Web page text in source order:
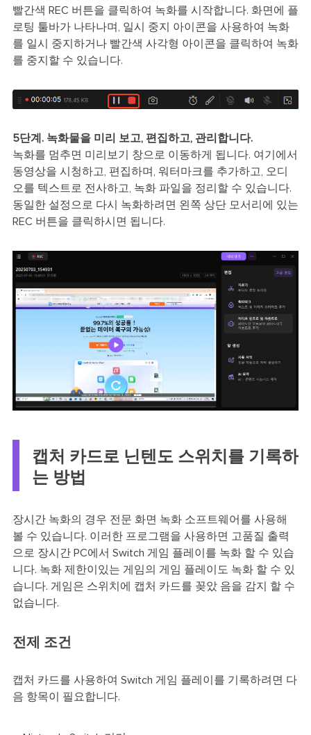
빨간색 REC 버튼을 클릭하여 녹화를 시작합니다. 화면에 플
로팅 툴바가 나타나며, 일시 중지 아이콘을 사용하여 녹화
를 일시 중지하거나 빨간색 사각형 아이콘을 클릭하여 녹화
를 중지할 수 있습니다.
5단계. 녹화물을 미리 보고, 편집하고, 관리합니다.
녹화를 멈추면 미리보기 창으로 이동하게 됩니다. 여기에서
동영상을 시청하고, 편집하며, 워터마크를 추가하고, 오디
오를 텍스트로 전사하고, 녹화 파일을 정리할 수 있습니다.
동일한 설정으로 다시 녹화하려면 왼쪽 상단 모서리에 있는
REC 버튼을 클릭하시면 됩니다.
캡처 카드로 닌텐도 스위치를 기록하
는 방법
장시간 녹화의 경우 전문 화면 녹화 소프트웨어를 사용해
볼 수 있습니다. 이러한 프로그램을 사용하면 고품질 출력
으로 장시간 PC에서 Switch 게임 플레이를 녹화 할 수 있습
니다. 녹화 제한이있는 게임의 게임 플레이도 녹화 할 수 있
습니다. 게임은 스위치에 캡처 카드를 꽂았 음을 감지 할 수
없습니다.
전제 조건
캡처 카드를 사용하여 Switch 게임 플레이를 기록하려면 다
음 항목이 필요합니다.